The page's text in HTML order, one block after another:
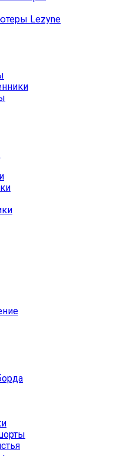
Lezyne